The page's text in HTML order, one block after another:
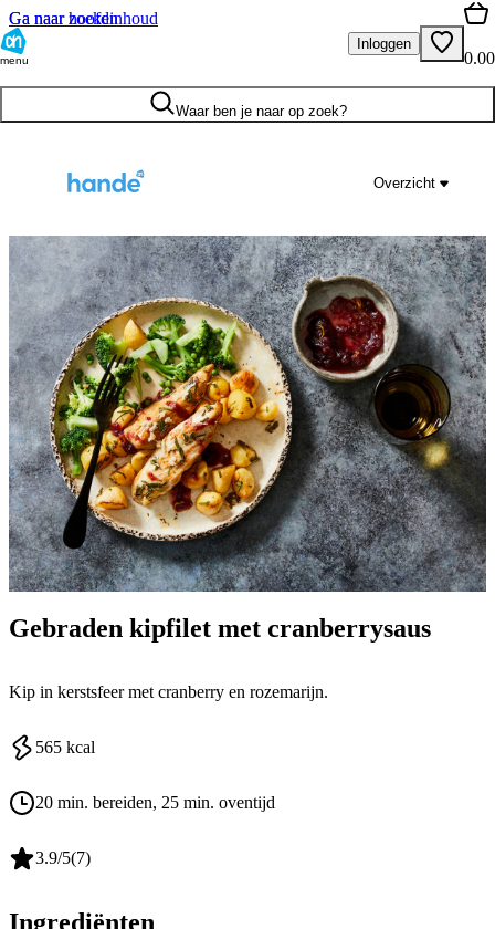
Ga naar hoofdinhoud
Ga naar zoeken
menu
Inloggen
0.00
Waar ben je naar op zoek?
Overzicht
Gebraden kipfilet met cranberrysaus
Kip in kerstsfeer met cranberry en rozemarijn.
565 kcal
20 min. bereiden, 25 min. oventijd
3.9/5(7)
Ingrediënten